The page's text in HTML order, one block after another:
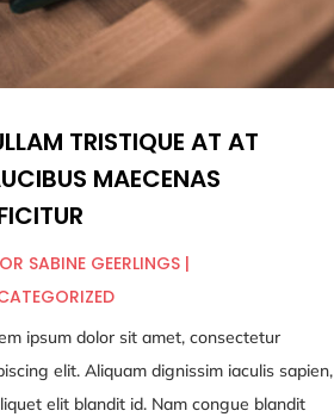
TRISTIQUE AT AT
MAECENAS
SABINE GEERLINGS |
ipsum dolor sit amet, consectetur
elit. Aliquam dignissim iaculis sapien,
elit blandit id. Nam congue blandit